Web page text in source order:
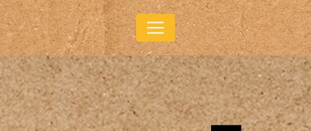
Panneau de gestion des cookies